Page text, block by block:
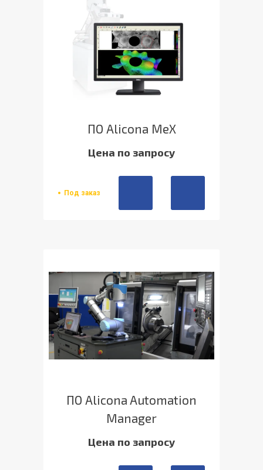
ПО Alicona MeX
Цена по запросу
Под заказ
ПО Alicona Automation
Manager
Цена по запросу